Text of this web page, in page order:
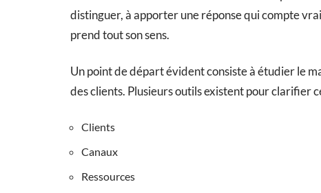
distinguer, à apporter une réponse qui compte
prend tout son sens.
Un point de départ évident consiste à étudier le
des clients. Plusieurs outils existent pour clarifier
Clients
Canaux
Ressources